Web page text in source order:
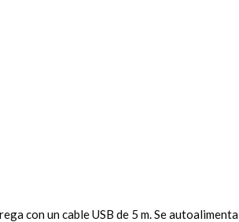
con un cable USB de 5 m. Se